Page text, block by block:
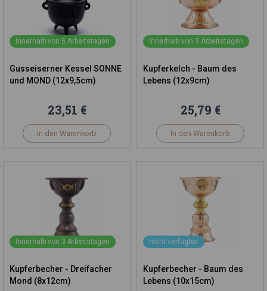
Innerhalb von 5 Arbeitstagen
Gusseiserner Kessel SONNE
und MOND (12x9,5cm)
23,51 €
In den Warenkorb
Innerhalb von 3 Arbeitstagen
Kupferkelch - Baum des
Lebens (12x9cm)
25,79 €
In den Warenkorb
Innerhalb von 3 Arbeitstagen
Kupferbecher - Dreifacher
Mond (8x12cm)
nicht verfügbar
Kupferbecher - Baum des
Lebens (10x15cm)